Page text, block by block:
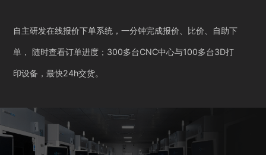
自主研发在线报价下单系统，一分钟完成报价、比价、自助下
单， 随时查看订单进度；300多台CNC中心与100多台3D打
印设备，最快24h交货。